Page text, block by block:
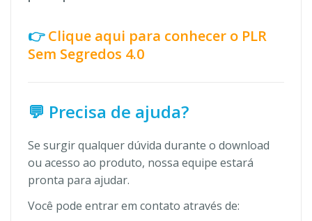
👉 Clique aqui para conhecer o PLR
Sem Segredos 4.0
💬 Precisa de ajuda?
Se surgir qualquer dúvida durante o download
ou acesso ao produto, nossa equipe estará
pronta para ajudar.
Você pode entrar em contato através de: